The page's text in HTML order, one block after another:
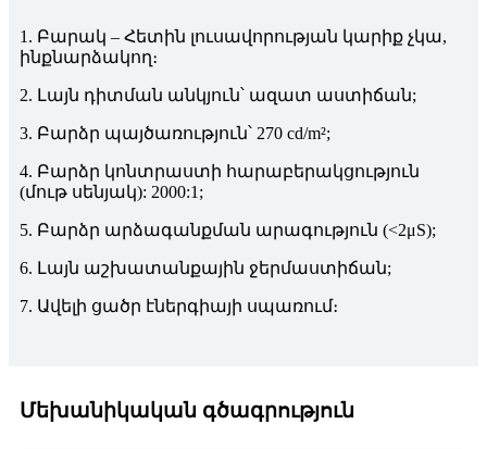
1. Բարակ – Հետին լուսավորության կարիք չկա,
ինքնարձակող։
2. Լայն դիտման անկյուն՝ ազատ աստիճան;
3. Բարձր պայծառություն՝ 270 cd/m²;
4. Բարձր կոնտրաստի հարաբերակցություն
(մութ սենյակ): 2000:1;
5. Բարձր արձագանքման արագություն (<2μS);
6. Լայն աշխատանքային ջերմաստիճան;
7. Ավելի ցածր էներգիայի սպառում։
Մեխանիկական գծագրություն